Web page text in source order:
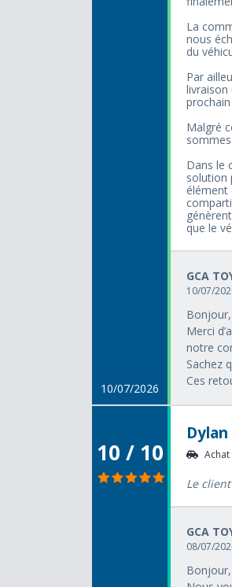
10/07/2026
La
nous
du
Par
livraison
Malgré
Dans le
solution
élément
que le
GCA
10/07/
Bonjour,
Merci
notre
Sachez
Ces
10 / 10
Dylan
Le
GCA
08/07/
Bonjour,